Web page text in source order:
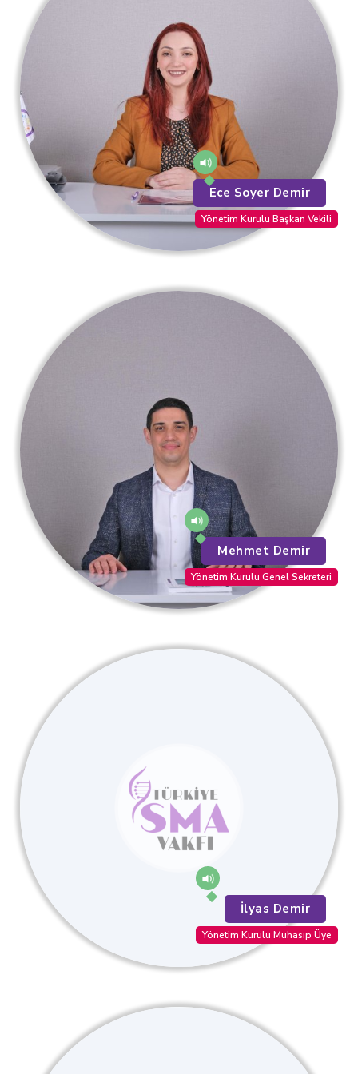
Ece Soyer Demir
Yönetim Kurulu Başkan Vekili
Mehmet Demir
Yönetim Kurulu Genel Sekreteri
İlyas Demir
Yönetim Kurulu Muhasıp Üye